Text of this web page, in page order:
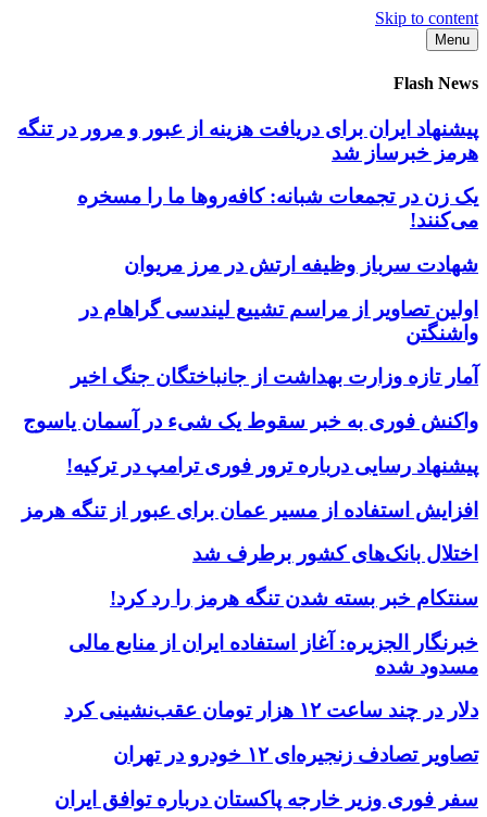
Skip to content
Menu
Flash News
پیشنهاد ایران برای دریافت هزینه از عبور و مرور در تنگه
هرمز خبرساز شد
یک زن در تجمعات شبانه: کافه‌روها ما را مسخره
می‌کنند!
شهادت سرباز وظیفه ارتش در مرز مریوان
اولین تصاویر از مراسم تشییع لیندسی گراهام در
واشنگتن
آمار تازه وزارت بهداشت از جانباختگان جنگ اخیر
واکنش فوری به خبر سقوط یک شیء در آسمان یاسوج
پیشنهاد رسایی درباره ترور فوری ترامپ در ترکیه!
افزایش استفاده از مسیر عمان برای عبور از تنگه هرمز
اختلال بانک‌های کشور برطرف شد
سنتکام خبر بسته شدن تنگه هرمز را رد کرد!
خبرنگار الجزیره: آغاز استفاده ایران از منابع مالی
مسدود شده
دلار در چند ساعت ۱۲ هزار تومان عقب‌نشینی کرد
تصاویر تصادف زنجیره‌ای ۱۲ خودرو در تهران
سفر فوری وزیر خارجه پاکستان درباره توافق ایران